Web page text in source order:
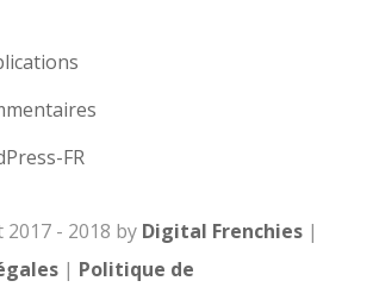
FR
- 2018 by Digital Frenchies|
| Politique de